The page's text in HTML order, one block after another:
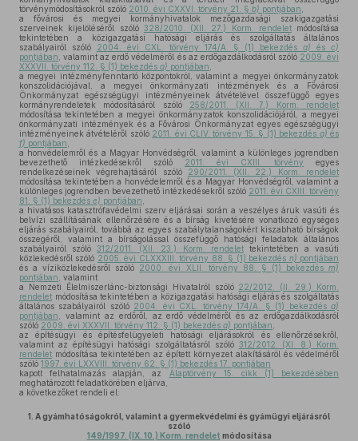
törvénymódosításokról szóló 2010. évi CXXVI. törvény 21. § b) pontjában
a fővárosi és megyei kormányhivatalok mezőgazdasági szakigazgatási
szerveinek kijelöléséről szóló 328/2010. (XII. 27.) Korm. rendeletmódosítása
tekintetében a közigazgatási hatósági eljárás és szolgáltatás általános
szabályairól szóló 2004. évi CXL. törvény 174/A. § (1) bekezdésa) ésc)
pontjában , valamint az erdő védelméről és az erdőgazdálkodásról szóló 2009. évi
XXXVII. törvény 112. § (1) bekezdés a) pontjában
a megyei intézményfenntartó központokról, valamint a megyei önkormányzatok
konszolidációjával, a megyei önkormányzati intézmények és a Fővárosi
Önkormányzat egészségügyi intézményeinek átvételével összefüggő egyes
kormányrendeletek módosításáról szóló 258/2011. (XII. 7.) Korm. rendelet
módosítása tekintetében a megyei önkormányzatok konszolidációjáról, a megyei
önkormányzati intézmények és a Fővárosi Önkormányzat egyes egészségügyi
intézményeinek átvételéről szóló 2011. évi CLIV. törvény 15. § (1) bekezdés a) és
f) pontjában
a honvédelemről és a Magyar Honvédségről, valamint a különleges jogrendben
bevezethető intézkedésekről szóló 2011. évi CXIII. törvény egyes
rendelkezéseinek végrehajtásáról szóló 290/2011. (XII. 22.) Korm. rendelet
módosítása tekintetében a honvédelemről és a Magyar Honvédségről, valamint a
különleges jogrendben bevezethető intézkedésekről szóló 2011. évi CXIII. törvény
81. § (1) bekezdés e) pontjában
a hivatásos katasztrófavédelmi szerv eljárásai során a veszélyes áruk vasúti és
belvízi szállításának ellenőrzésére és a bírság kivetésére vonatkozó egységes
eljárás szabályairól, továbbá az egyes szabálytalanságokért kiszabható bírságok
összegéről, valamint a bírságolással összefüggő hatósági feladatok általános
szabályairól szóló312/2011. (XII. 23.) Korm. rendelettekintetében a vasúti
közlekedésről szóló 2005. évi CLXXXIII. törvény 88. § (1) bekezdés n) pontjában
és a víziközlekedésről szóló 2000. évi XLII. törvény 88. § (1) bekezdésm)
pontjában , valamint
a Nemzeti Élelmiszerlánc-biztonsági Hivatalról szóló 22/2012. (II. 29.) Korm.
rendelet módosítása tekintetében a közigazgatási hatósági eljárás és szolgáltatás
általános szabályairól szóló 2004. évi CXL. törvény 174/A. § (1) bekezdésa)
pontjában , valamint az erdőről, az erdő védelméről és az erdőgazdálkodásról
szóló 2009. évi XXXVII. törvény 112. § (1) bekezdés a) pontjában
az építésügyi és építésfelügyeleti hatósági eljárásokról és ellenőrzésekről,
valamint az építésügyi hatósági szolgáltatásról szóló 312/2012. (XI. 8.) Korm.
rendelet módosítása tekintetében az épített környezet alakításáról és védelméről
szóló 1997. évi LXXVIII. törvény 62. § (1) bekezdés 17. pontjában
kapott felhatalmazás alapján, az
Alaptörvény 15. cikk (1) bekezdésében
meghatározott feladatkörében eljárva,
a következőket rendeli el:
1. A gyámhatóságokról, valamint a gyermekvédelmi és gyámügyi eljárásról
szóló
149/1997. (IX. 10.) Korm. rendelet módosítása